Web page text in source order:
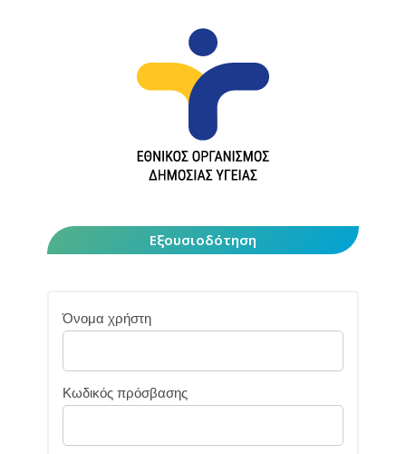
Εξουσιοδότηση
Όνομα χρήστη
Κωδικός πρόσβασης